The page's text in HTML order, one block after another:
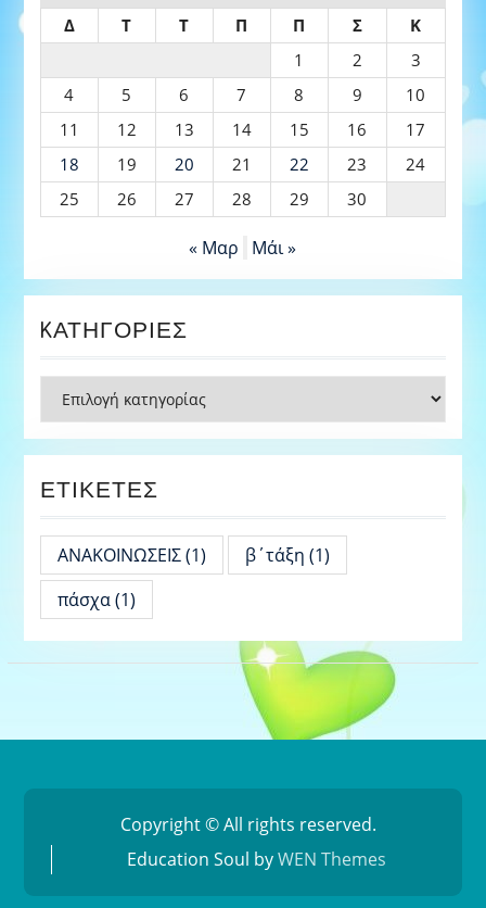
Δ Τ Τ Π Π Σ
Κ
1
2
3
4
5 6 7 8 9
10
11
12 13 14 15 16
17
18
19 20 21 22 23
24
25
26 27 28 29 30
« Μαρ Μάι »
KΑΤΗΓΟΡΊΕΣ
Kατηγορίες
ΕΤΙΚΈΤΕΣ
ΑΝΑΚΟΙΝΩΣΕΙΣ(1) β΄τάξη (1)
πάσχα(1)
Copyright © All rights reserved.
Education Soul byWEN Themes